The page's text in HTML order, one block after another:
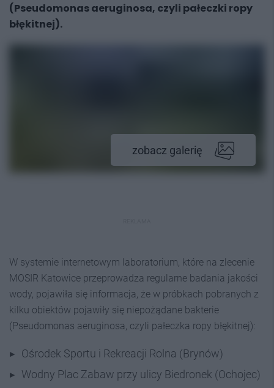
(Pseudomonas aeruginosa, czyli pałeczki ropy
błękitnej).
zobacz galerię
W systemie internetowym laboratorium, które na zlecenie
MOSIR Katowice przeprowadza regularne badania jakości
wody, pojawiła się informacja, że w próbkach pobranych z
kilku obiektów pojawiły się niepożądane bakterie
(Pseudomonas aeruginosa, czyli pałeczka ropy błękitnej):
Ośrodek Sportu i Rekreacji Rolna (Brynów)
Wodny Plac Zabaw przy ulicy Biedronek (Ochojec)